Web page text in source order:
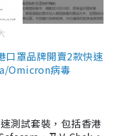
口罩品牌開賣2款快速
Omicron病毒
測試套裝，包括香港